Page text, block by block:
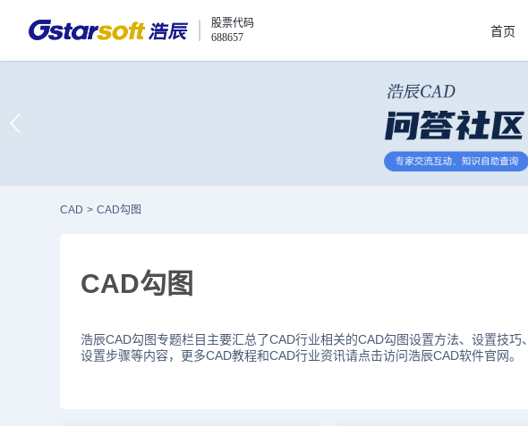
股票代码
688657
首页
CAD > CAD勾图
CAD勾图
浩辰CAD勾图专题栏目主要汇总了CAD行业相关的CAD勾图设置方法、设置技巧、
设置步骤等内容，更多CAD教程和CAD行业资讯请点击访问浩辰CAD软件官网。